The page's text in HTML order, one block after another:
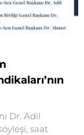
Dr. Adil
saat